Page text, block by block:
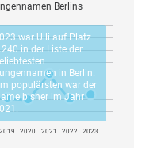
Berlins
war Ulli auf Platz
in der Liste der
in Berlin.
populärsten war der
bisher im Jahr
2019 2020 2021 2022 2023